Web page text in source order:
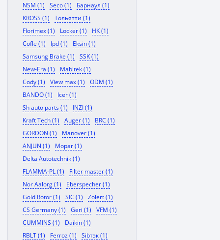
NSM (1)
Seco (1)
Барнаул (1)
KROSS (1)
Тольятти (1)
Florimex (1)
Locker (1)
HK (1)
Cofle (1)
Ipd (1)
Eksin (1)
Samsung Brake (1)
SSK (1)
New-Era (1)
Mabitek (1)
Cody (1)
View max (1)
ODM (1)
BANDO (1)
Icer (1)
Sh auto parts (1)
INZI (1)
Kraft Tech (1)
Auger (1)
BRC (1)
GORDON (1)
Manover (1)
ANJUN (1)
Mopar (1)
Delta Autotechnik (1)
FLAMMA-PL (1)
Filter master (1)
Nor Aalorg (1)
Eberspecher (1)
Gold Rotor (1)
SIC (1)
Zolert (1)
CS Germany (1)
Geri (1)
VFM (1)
CUMMINS (1)
Daikin (1)
RBLT (1)
Ferroz (1)
Sibтэк (1)